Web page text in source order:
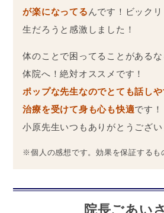
が楽になってる んです！ビック
生だろうと感激しました！
体のことで困ってることがある
体院へ！絶対オススメです！
ポップな先生なのでとても話し
治療を受けて身も心も快適です！
小原先生いつもありがとうござい
※個人の感想です。効果を保証するも
院長ごあい